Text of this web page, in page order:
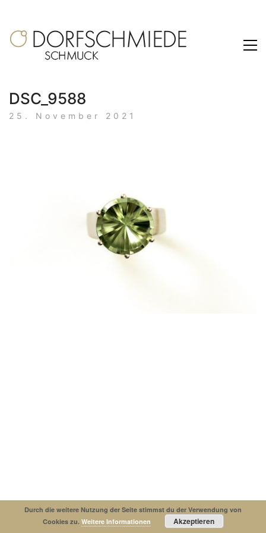
DSC_9588
25. November 2021
© Copyright 2019. All Rights Reserved.
Durch die weitere Nutzung der Seite stimmst du der Verwendung von
Cookies zu. Weitere Informationen Akzeptieren